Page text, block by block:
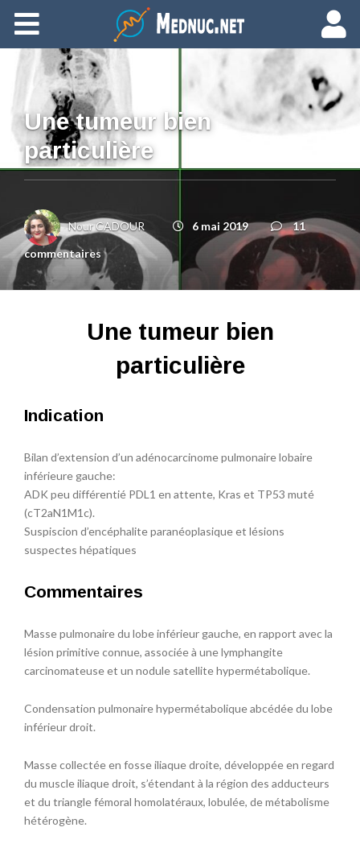
Ajouter du contenu
Une tumeur bien
particulière
Nour CADOUR 6 mai 2019
11
commentaires
Une tumeur bien
particulière
Indication
Bilan d’extension d’un adénocarcinome pulmonaire lobaire
inférieure gauche:
ADK peu différentié PDL1 en attente, Kras et TP53 muté
(cT2aN1M1c).
Suspiscion d’encéphalite paranéoplasique et lésions
suspectes hépatiques
Commentaires
Masse pulmonaire du lobe inférieur gauche, en rapport avec la
lésion primitive connue, associée à une lymphangite
carcinomateuse et un nodule satellite hypermétabolique.
Condensation pulmonaire hypermétabolique abcédée du lobe
inférieur droit.
Masse collectée en fosse iliaque droite, développée en regard
du muscle iliaque droit, s’étendant à la région des adducteurs
et du triangle fémoral homolatéraux, lobulée, de métabolisme
hétérogène.